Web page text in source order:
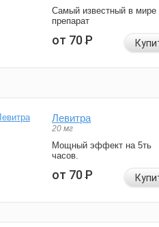
Самый известный в мире
препарат
от 70Р
Левитра
20 мг
Мощный эффект на 5ть
часов.
от 70Р